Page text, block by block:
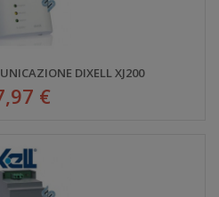
DIXELL XJ200
€